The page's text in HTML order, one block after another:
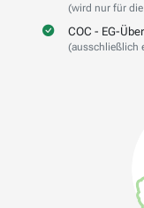
(wird nur für
COC - EG-
(ausschließlich